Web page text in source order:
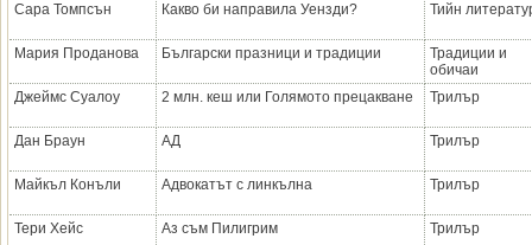
Сара Томпсън Какво би направила Уензди? Тийн
Мария Проданова Български празници и традиции
Традиции и
обичаи
Джеймс Суалоу
2 млн. кеш или Голямото прецакване Трилър
Дан Браун АД Трилър
Майкъл Конъли Адвокатът с линкълна Трилър
Тери Хейс Аз съм Пилигрим Трилър